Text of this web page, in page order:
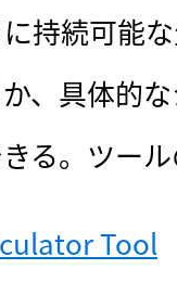
持続可能
、具体的
る。ツー
Tool